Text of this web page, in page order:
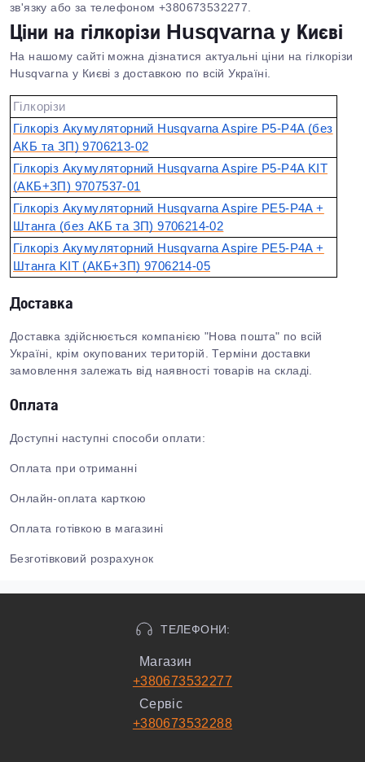
зв'язку або за телефоном +380673532277.
Ціни на гілкорізи Husqvarna у Києві
На нашому сайті можна дізнатися актуальні ціни на гілкорізи
Husqvarna у Києві з доставкою по всій Україні.
Гілкорізи
Гілкоріз Акумуляторний Husqvarna Aspire P5-P4A (без
АКБ та ЗП) 9706213‑02
Гілкоріз Акумуляторний Husqvarna Aspire P5-P4A KIT
(АКБ+ЗП) 9707537‑01
Гілкоріз Акумуляторний Husqvarna Aspire PE5-P4A +
Штанга (без АКБ та ЗП) 9706214‑02
Гілкоріз Акумуляторний Husqvarna Aspire PE5-P4A +
Штанга KIT (АКБ+ЗП) 9706214‑05
Доставка
Доставка здійснюється компанією "Нова пошта" по всій
Україні, крім окупованих територій. Терміни доставки
замовлення залежать від наявності товарів на складі.
Оплата
Доступні наступні способи оплати:
Оплата при отриманні
Онлайн-оплата карткою
Оплата готівкою в магазині
Безготівковий розрахунок
ТЕЛЕФОНИ:
Магазин
+380673532277
Сервіс
+380673532288